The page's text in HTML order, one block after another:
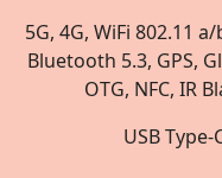
5G, 4G, WiFi 802.11
Bluetooth 5.3, GPS,
OTG, NFC, IR
USB Type-